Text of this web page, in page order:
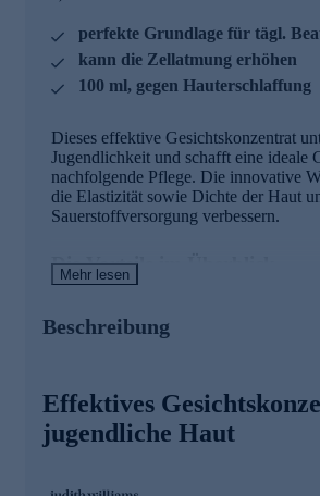
perfekte Grundlage für tägl.
kann die Zellatmung erhöhen
100 ml, gegen Hauterschlaffung
Dieses effektive Gesichtskonzentrat
Jugendlichkeit und schafft eine ideale
nachfolgende Pflege. Die innovative
die Elastizität sowie Dichte der Haut
Sauerstoffversorgung verbessern.
Die Vorteile im Überblick
Beauty Routine
• Kann die Zellatmung und die
und so der Erschlaffung und dem
entgegenwirken
Mehr lesen
Beschreibung
Effektives
jugendliche Haut